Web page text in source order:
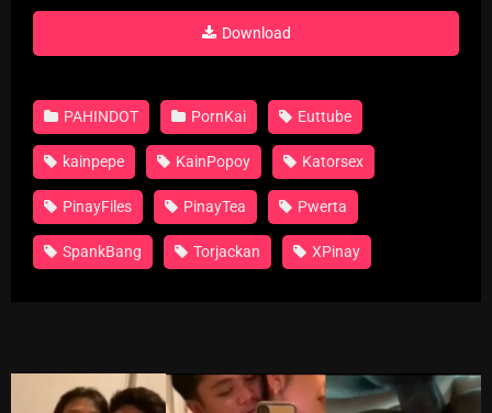
Download
PAHINDOT PornKai Euttube
kainpepe KainPopoy Katorsex
PinayFiles PinayTea Pwerta
SpankBang Torjackan XPinay